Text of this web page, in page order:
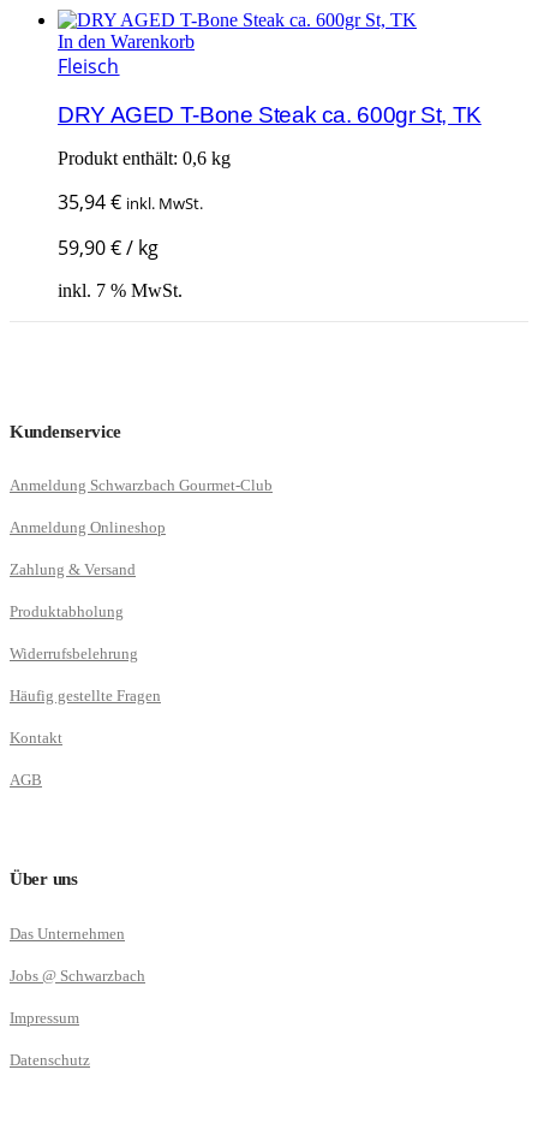
In den Warenkorb
Fleisch
DRY AGED T-Bone Steak ca. 600gr St, TK
Produkt enthält: 0,6 kg
35,94€ inkl. MwSt.
59,90€/ kg
inkl. 7 % MwSt.
Kundenservice
Anmeldung Schwarzbach Gourmet-Club
Anmeldung Onlineshop
Zahlung & Versand
Produktabholung
Widerrufsbelehrung
Häufig gestellte Fragen
Kontakt
AGB
Über uns
Das Unternehmen
Jobs @ Schwarzbach
Impressum
Datenschutz